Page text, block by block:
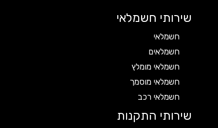
שירותי חשמלאי
חשמלאי
חשמלאים
חשמלאי מומלץ
חשמלאי מוסמך
חשמלאי רכב
שירותי התקנות